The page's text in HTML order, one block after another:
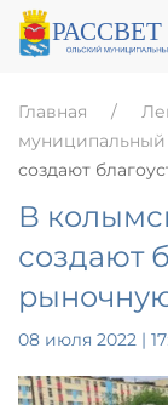
Главная
муниципальный
создают
В
создают
08 июля 2022 |